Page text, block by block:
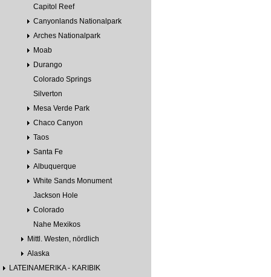
Capitol Reef
Canyonlands Nationalpark
Arches Nationalpark
Moab
Durango
Colorado Springs
Silverton
Mesa Verde Park
Chaco Canyon
Taos
Santa Fe
Albuquerque
White Sands Monument
Jackson Hole
Colorado
Nahe Mexikos
Mittl. Westen, nördlich
Alaska
LATEINAMERIKA - KARIBIK